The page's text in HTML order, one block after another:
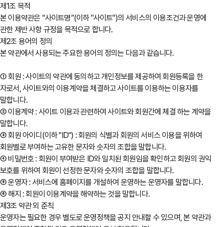
제1조 목적
본 이용약관은 “사이트명”(이하 "사이트")의 서비스의 이용조건과 운영에
관한 제반 사항 규정을 목적으로 합니다.
제2조 용어의 정의
본 약관에서 사용되는 주요한 용어의 정의는 다음과 같습니다.
① 회원 : 사이트의 약관에 동의하고 개인정보를 제공하여 회원등록을 한
자로서, 사이트와의 이용계약을 체결하고 사이트를 이용하는 이용자를
말합니다.
② 이용계약 : 사이트 이용과 관련하여 사이트와 회원간에 체결 하는 계약을
말합니다.
③ 회원 아이디(이하 "ID") : 회원의 식별과 회원의 서비스 이용을 위하여
회원별로 부여하는 고유한 문자와 숫자의 조합을 말합니다.
④ 비밀번호 : 회원이 부여받은 ID와 일치된 회원임을 확인하고 회원의 권익
보호를 위하여 회원이 선정한 문자와 숫자의 조합을 말합니다.
⑤ 운영자 : 서비스에 홈페이지를 개설하여 운영하는 운영자를 말합니다.
⑥ 해지 : 회원이 이용계약을 해약하는 것을 말합니다.
제3조 약관 외 준칙
운영자는 필요한 경우 별도로 운영정책을 공지 안내할 수 있으며, 본 약관과